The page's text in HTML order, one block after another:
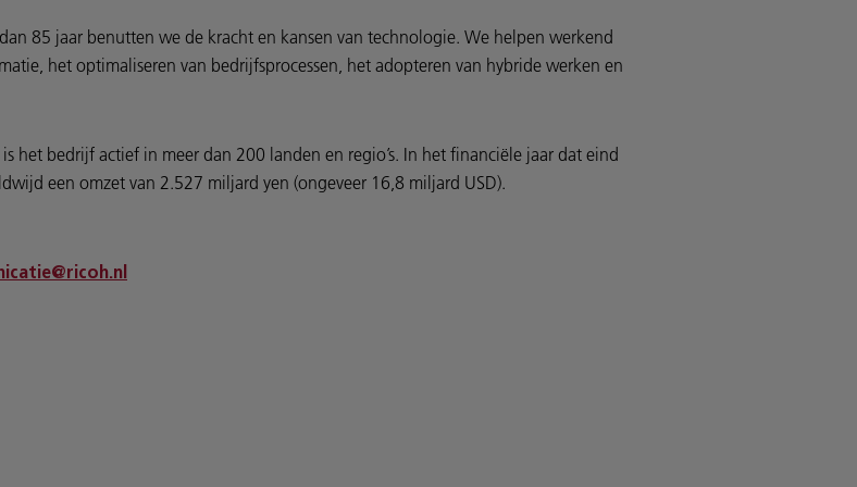
85 jaar benutten we de kracht en kansen van technologie. We helpen werkend
het optimaliseren van bedrijfsprocessen, het adopteren van hybride werken en
het bedrijf actief in meer dan 200 landen en regio’s. In het financiële jaar dat eind
een omzet van 2.527 miljard yen (ongeveer 16,8 miljard USD).